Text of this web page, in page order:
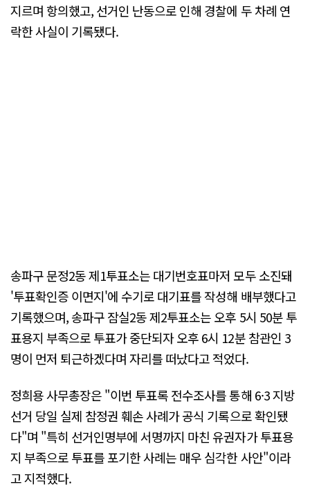
지르며 항의했고, 선거인 난동으로 인해 경찰에 두 차례 연
락한 사실이 기록됐다.
송파구 문정2동 제1투표소는 대기번호표마저 모두 소진돼
'투표확인증 이면지'에 수기로 대기표를 작성해 배부했다고
기록했으며, 송파구 잠실2동 제2투표소는 오후 5시 50분 투
표용지 부족으로 투표가 중단되자 오후 6시 12분 참관인 3
명이 먼저 퇴근하겠다며 자리를 떠났다고 적었다.
정희용 사무총장은 "이번 투표록 전수조사를 통해 6·3 지방
선거 당일 실제 참정권 훼손 사례가 공식 기록으로 확인됐
다"며 "특히 선거인명부에 서명까지 마친 유권자가 투표용
지 부족으로 투표를 포기한 사례는 매우 심각한 사안"이라
고 지적했다.